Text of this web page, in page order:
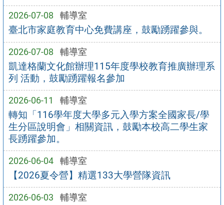
2026-07-08 輔導室
臺北市家庭教育中心免費講座，鼓勵踴躍參與。
2026-07-08 輔導室
凱達格蘭文化館辦理115年度學校教育推廣辦理系
列 活動，鼓勵踴躍報名參加
2026-06-11 輔導室
轉知「116學年度大學多元入學方案全國家長/學
生分區說明會」相關資訊，鼓勵本校高二學生家
長踴躍參加。
2026-06-04 輔導室
【2026夏令營】精選133大學營隊資訊
2026-06-03 輔導室